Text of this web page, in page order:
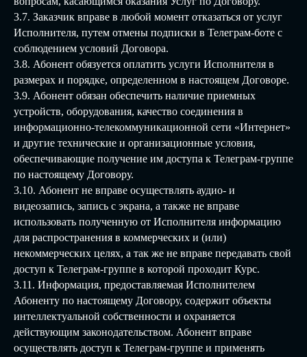
3.7. Заказчик вправе в любой момент отказаться от услуг
Исполнителя, путем отмены подписки в Телеграм-боте с
соблюдением условий Договора.
3.8. Абонент обязуется оплатить услуги Исполнителя в
размерах и порядке, определенном в настоящем Договоре.
3.9. Абонент обязан обеспечить наличие приемных
устройств, оборудования, качество соединения в
информационно-телекоммуникационной сети «Интернет»
и другие технические и организационные условия,
обеспечивающие получение им доступа к Телеграм-группе
по настоящему Договору.
3.10. Абонент не вправе осуществлять аудио- и
видеозапись, запись с экрана, а также не вправе
использовать полученную от Исполнителя информацию
для распространения в коммерческих и (или)
некоммерческих целях, а так же не вправе передавать свой
доступ к Телеграм-группе в которой проходит Курс.
3.11. Информация, предоставляемая Исполнителем
Абоненту по настоящему Договору, содержит объекты
интеллектуальной собственности и охраняется
действующим законодательством. Абонент вправе
осуществлять доступ к Телеграм-группе и применять